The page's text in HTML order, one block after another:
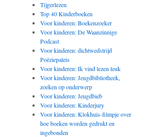
Tijgerlezen
Top 40 Kinderboeken
Voor kinderen: Boekenzoeker
Voor kinderen: De Waanzinnige
Podcast
Voor kinderen: dichtwedstrijd
Poëziepaleis
Voor kinderen: Ik vind lezen leuk
Voor kinderen: Jeugdbibliotheek,
zoeken op onderwerp
Voor kinderen: Jeugdbieb
Voor kinderen: Kinderjury
Voor kinderen: Klokhuis-filmpje over
hoe boeken worden gedrukt en
ingebonden